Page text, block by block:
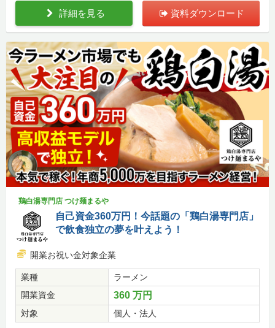
詳細を見る 資料ダウンロード
鶏白湯専門店 つけ麺まるや
自己資金360万円！今話題の「鶏白湯専門店」
で飲食独立の夢を叶えよう！
開業お祝い金対象企業
業種
ラーメン
開業資金
360 万円
対象 個人・法人